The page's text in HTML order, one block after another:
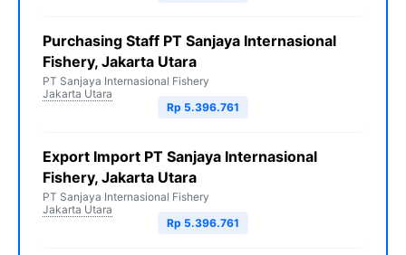
Purchasing Staff PT Sanjaya Internasional
Fishery, Jakarta Utara
PT Sanjaya Internasional Fishery
Jakarta Utara
Rp 5.396.761
Export Import PT Sanjaya Internasional
Fishery, Jakarta Utara
PT Sanjaya Internasional Fishery
Jakarta Utara
Rp 5.396.761